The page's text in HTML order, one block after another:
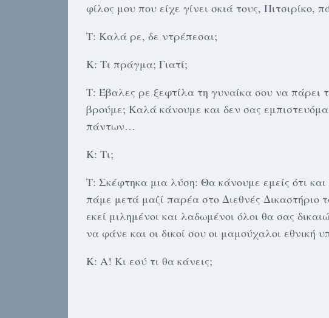
φίλος μου που είχε γίνει σκιά τους, Πιτσιρίκο,
Τ: Καλά ρε, δε ντρέπεσαι;
Κ: Τι πράγμα; Γιατί;
Τ: Έβαλες ρε ξεφτίλα τη γυναίκα σου να πάρει
βρούμε; Καλά κάνουμε και δεν σας
πάντων…
Κ: Τι;
Τ: Σκέφτηκα μια λύση: Θα κάνουμε εμείς ότι
πάμε μετά μαζί παρέα στο Διεθνές Δικαστήριο
εκεί μιλημένοι και λαδωμένοι όλοι θα σας
να φάνε και οι δικοί σου οι μαμούχαλοι εθνική
Κ: Α! Κι εσύ τι θα κάνεις;